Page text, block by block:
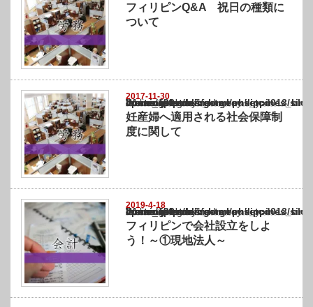
フィリピンQ&A 祝日の種類に
ついて
2017-11-30
Warning
: Undefined array key "show_category" in
/home/netst/kuno-cpa.co.jp/public_html/philippines_blog/wp-content/themes/
on line183
妊産婦へ適用される社会保障制
度に関して
2019-4-18
Warning
: Undefined array key "show_category" in
/home/netst/kuno-cpa.co.jp/public_html/philippines_blog/wp-content/themes/
on line183
フィリピンで会社設立をしよ
う！～①現地法人～